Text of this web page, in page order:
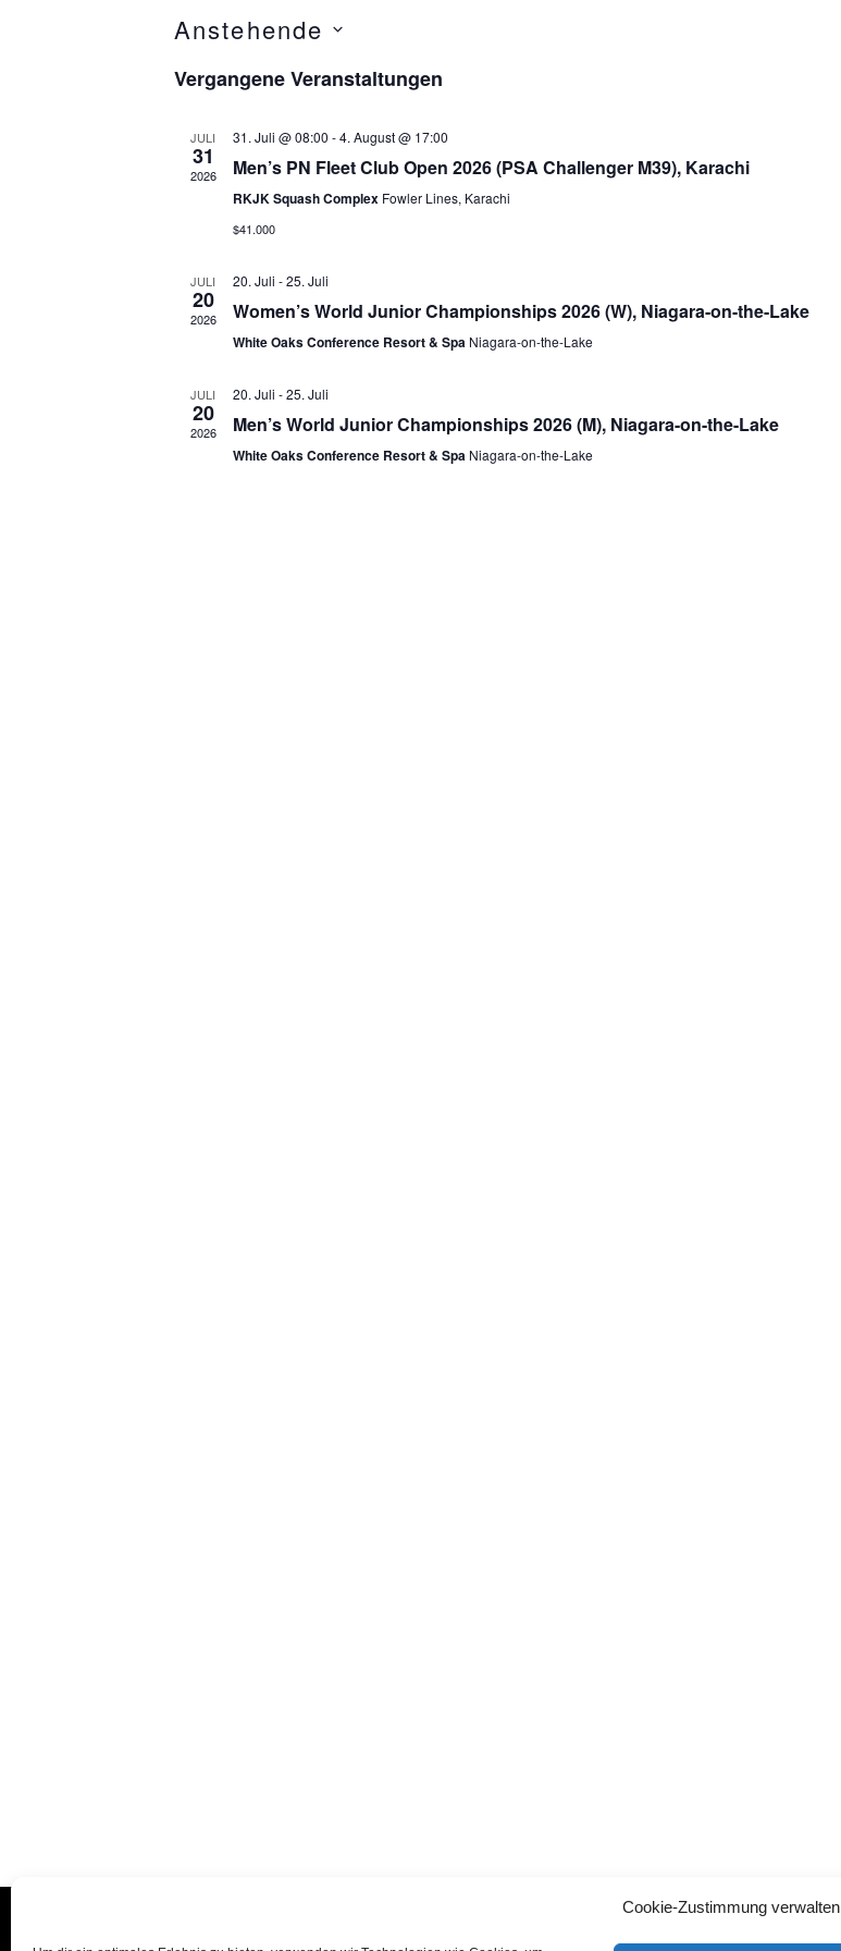
Cookie-Zustimmung verwalten
Anstehende
a
Vergangene Veranstaltungen
JULI
31
2026
31. Juli @ 08:00 -4. August @ 17:00
Men’s PN Fleet Club Open 2026 (PSA Challenger M39), Karachi
RKJK Squash Complex Fowler Lines, Karachi
$41.000
JULI
20
2026
20. Juli -25. Juli
Women’s World Junior Championships 2026 (W), Niagara-on-the-Lake
White Oaks Conference Resort & Spa Niagara-on-the-Lake
JULI
20
2026
20. Juli -25. Juli
Men’s World Junior Championships 2026 (M), Niagara-on-the-Lake
White Oaks Conference Resort & Spa Niagara-on-the-Lake